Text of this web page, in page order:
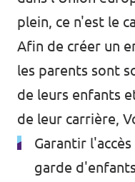
plein, ce n'est le
Afin de créer un
les parents sont
de leurs enfants
de leur carrière,
Garantir
garde